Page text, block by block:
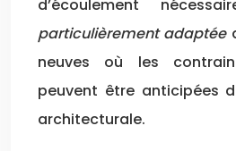
d’écoulement
particulièrement adaptée
neuves où les
peuvent être anticipées
architecturale.